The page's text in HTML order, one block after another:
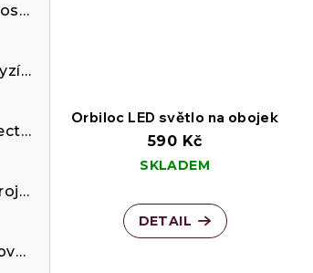
Tréninkové pamlsky Losos a arktický krill
Tréninkové pamlsky Hmyzí protein s Aktivním uhlím
Non-stop dogwear Protector Life Jacket
Prémiová plovací
Non-stop dogwear Postroj Ramble
Nastavitelný postroj pro
NAP RECOVERY proteinová tyčinka pro psy - hovězí
Orbiloc LED světlo na obojek
590 Kč
SKLADEM
DETAIL